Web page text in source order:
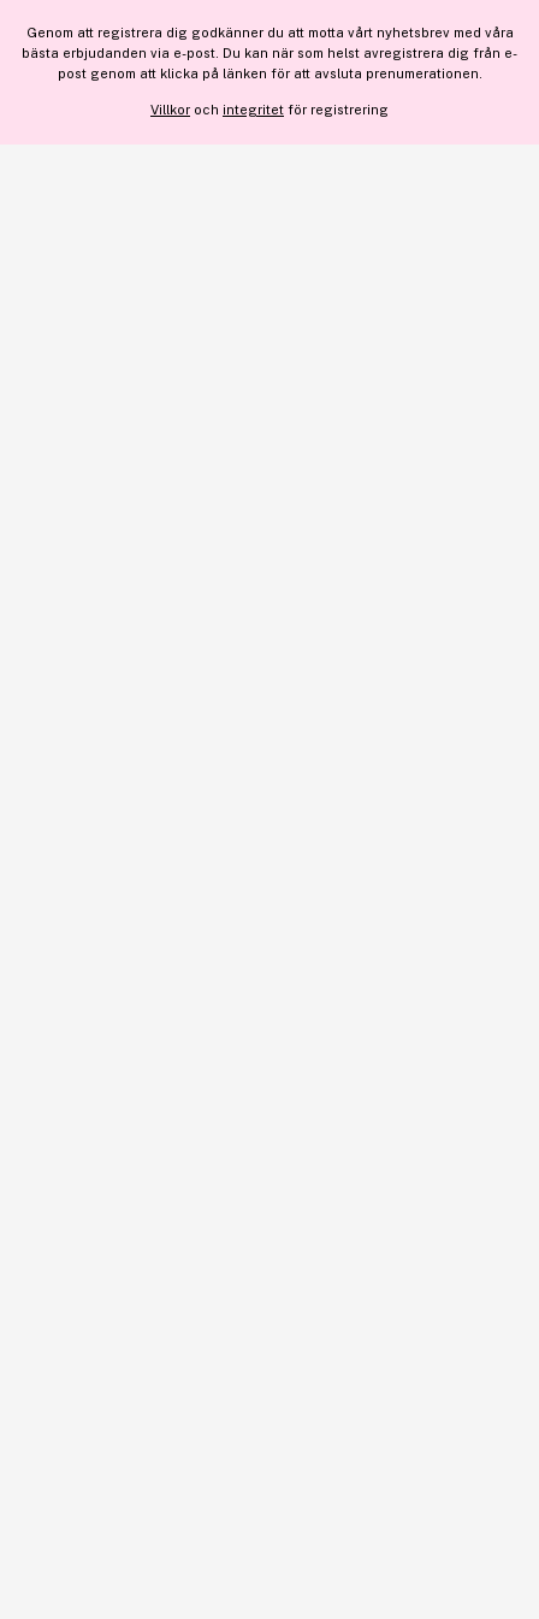
VISA DETALJER
För personlig vägledning om professionella hårprodukter, klicka
här.
Genom att registrera dig godkänner du att motta vårt nyhetsbrev med våra
bästa erbjudanden via e-post. Du kan när som helst avregistrera dig från e-
post genom att klicka på länken för att avsluta prenumerationen.
Villkor och integritet för registrering